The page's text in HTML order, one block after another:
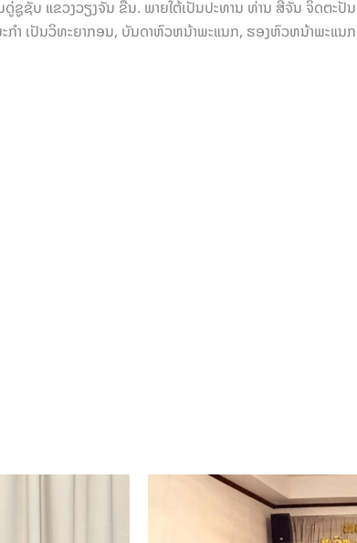
ຂວງວຽງຈັນ ຂື້ນ. ພາຍໃຕ້ເປັນປະທານ ທ່ານ ສີຈັນ ຈິດຕະປັນ
ຳ ເປັນວິທະຍາກອນ, ບັນດາຫົວຫນ້າພະແນກ, ຮອງຫົວຫນ້າພະແນ